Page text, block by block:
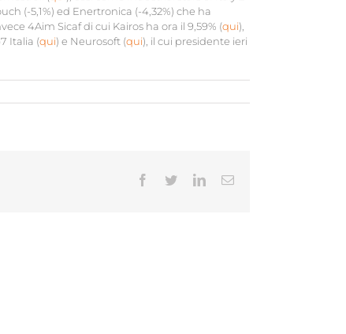
(-5,1%) ed Enertronica (-4,32%) che ha
4Aim Sicaf di cui Kairos ha ora il 9,59% (qui),
Italia (qui) e Neurosoft (qui), il cui presidente ieri
Facebook
TwitterLinkedInEmail